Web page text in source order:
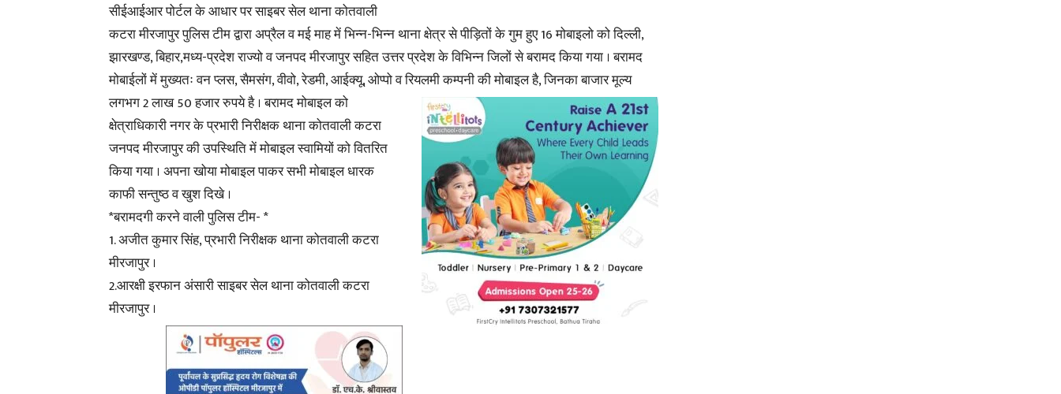
Paper
सीईआईआर पोर्टल के आधार पर साइबर सेल थाना कोतवाली
कटरा मीरजापुर पुलिस टीम द्वारा अप्रैल व मई माह में भिन्न-भिन्न थाना क्षेत्र से पीड़ितों के गुम हुए 16 मोबाइलो को दिल्ली,
झारखण्ड, बिहार,मध्य-प्रदेश राज्यो व जनपद मीरजापुर सहित उत्तर प्रदेश के विभिन्न जिलों से बरामद किया गया । बरामद
मोबाईलों में मुख्यतः वन प्लस, सैमसंग, वीवो, रेडमी, आईक्यू, ओप्पो व रियलमी कम्पनी की मोबाइल है, जिनका बाजार मूल्य
लगभग 2 लाख 50 हजार रुपये है । बरामद मोबाइल को
क्षेत्राधिकारी नगर के प्रभारी निरीक्षक थाना कोतवाली कटरा
जनपद मीरजापुर की उपस्थिति में मोबाइल स्वामियों को वितरित
किया गया । अपना खोया मोबाइल पाकर सभी मोबाइल धारक
काफी सन्तुष्ठ व खुश दिखे ।
*बरामदगी करने वाली पुलिस टीम- *
1. अजीत कुमार सिंह, प्रभारी निरीक्षक थाना कोतवाली कटरा
मीरजापुर ।
2.आरक्षी इरफान अंसारी साइबर सेल थाना कोतवाली कटरा
मीरजापुर ।